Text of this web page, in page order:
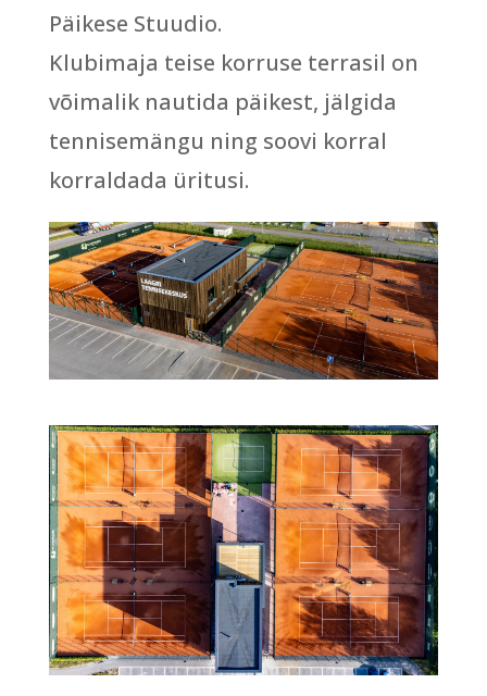
Päikese Stuudio.
Klubimaja teise korruse terrasil on
võimalik nautida päikest, jälgida
tennisemängu ning soovi korral
korraldada üritusi.